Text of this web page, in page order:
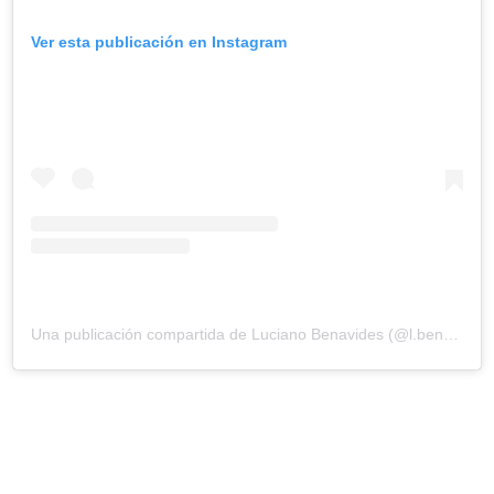
Ver esta publicación en Instagram
Una publicación compartida de Luciano Benavides (@l.benavides77)